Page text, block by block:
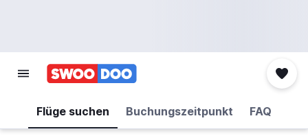
Flüge suchen Buchungszeitpunkt FAQ